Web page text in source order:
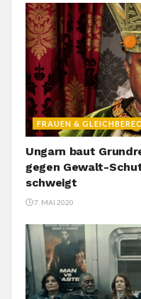
FRAUEN &
Ungarn baut
gegen Gewalt-
schweigt
7. MAI 2020